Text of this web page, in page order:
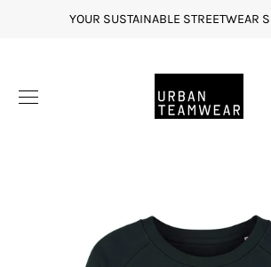
YOUR SUSTAINABLE STREETWEAR